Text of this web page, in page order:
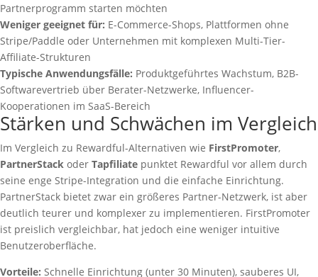
Partnerprogramm starten möchten
Weniger geeignet für: E-Commerce-Shops, Plattformen ohne
Stripe/Paddle oder Unternehmen mit komplexen Multi-Tier-
Affiliate-Strukturen
Typische Anwendungsfälle: Produktgeführtes Wachstum, B2B-
Softwarevertrieb über Berater-Netzwerke, Influencer-
Kooperationen im SaaS-Bereich
Stärken und Schwächen im Vergleich
Im Vergleich zu Rewardful-Alternativen wie FirstPromoter,
PartnerStack oder Tapfiliate punktet Rewardful vor allem durch
seine enge Stripe-Integration und die einfache Einrichtung.
PartnerStack bietet zwar ein größeres Partner-Netzwerk, ist aber
deutlich teurer und komplexer zu implementieren. FirstPromoter
ist preislich vergleichbar, hat jedoch eine weniger intuitive
Benutzeroberfläche.
Vorteile: Schnelle Einrichtung (unter 30 Minuten), sauberes UI,